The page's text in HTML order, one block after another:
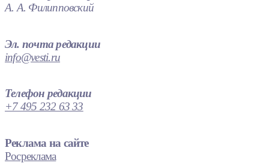
А. А. Филипповский
Эл. почта редакции
info@vesti.ru
Телефон редакции
+7 495 232 63 33
Реклама на сайте
Росреклама